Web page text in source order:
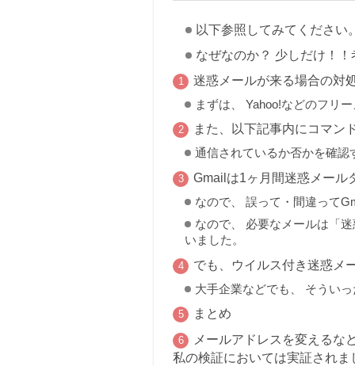
以下参照してみてください
なぜなのか？ 少しだけ！
迷惑メールが来る場合の対
まずは、 Yahoo!などのフリ
また、以下記事内にコマン
通信されているか否かを確認
Gmailは1ヶ月間迷惑メール
なので、 誤って・間違って
なので、 必要なメールは「
いました。
でも、ウイルス付き迷惑メ
大手企業などでも、 そうい
まとめ
メールアドレスを変えるな
私の検証においては実証され